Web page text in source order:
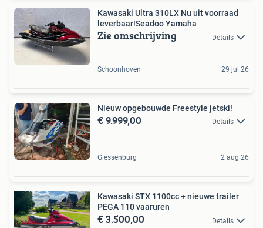
Kawasaki Ultra 310LX Nu uit voorraad
leverbaar!Seadoo Yamaha
Zie omschrijving Details
Schoonhoven 29 jul 26
Nieuw opgebouwde Freestyle jetski!
€ 9.999,00 Details
Giessenburg 2 aug 26
Kawasaki STX 1100cc + nieuwe trailer
PEGA 110 vaaruren
€ 3.500,00 Details